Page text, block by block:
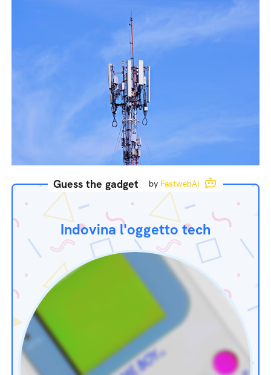
Guess the gadget by FastwebAI
Indovina l'oggetto tech